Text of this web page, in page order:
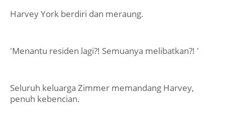
Harvey York berdiri dan meraung.
'Menantu residen lagi?! Semuanya melibatkan?! '
Seluruh keluarga Zimmer memandang Harvey,
penuh kebencian.